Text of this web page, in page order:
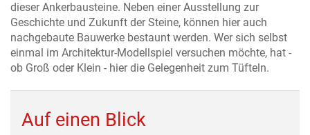
dieser Ankerbausteine. Neben einer Ausstellung zur
Geschichte und Zukunft der Steine, können hier auch
nachgebaute Bauwerke bestaunt werden. Wer sich selbst
einmal im Architektur-Modellspiel versuchen möchte, hat -
ob Groß oder Klein - hier die Gelegenheit zum Tüfteln.
Auf einen Blick